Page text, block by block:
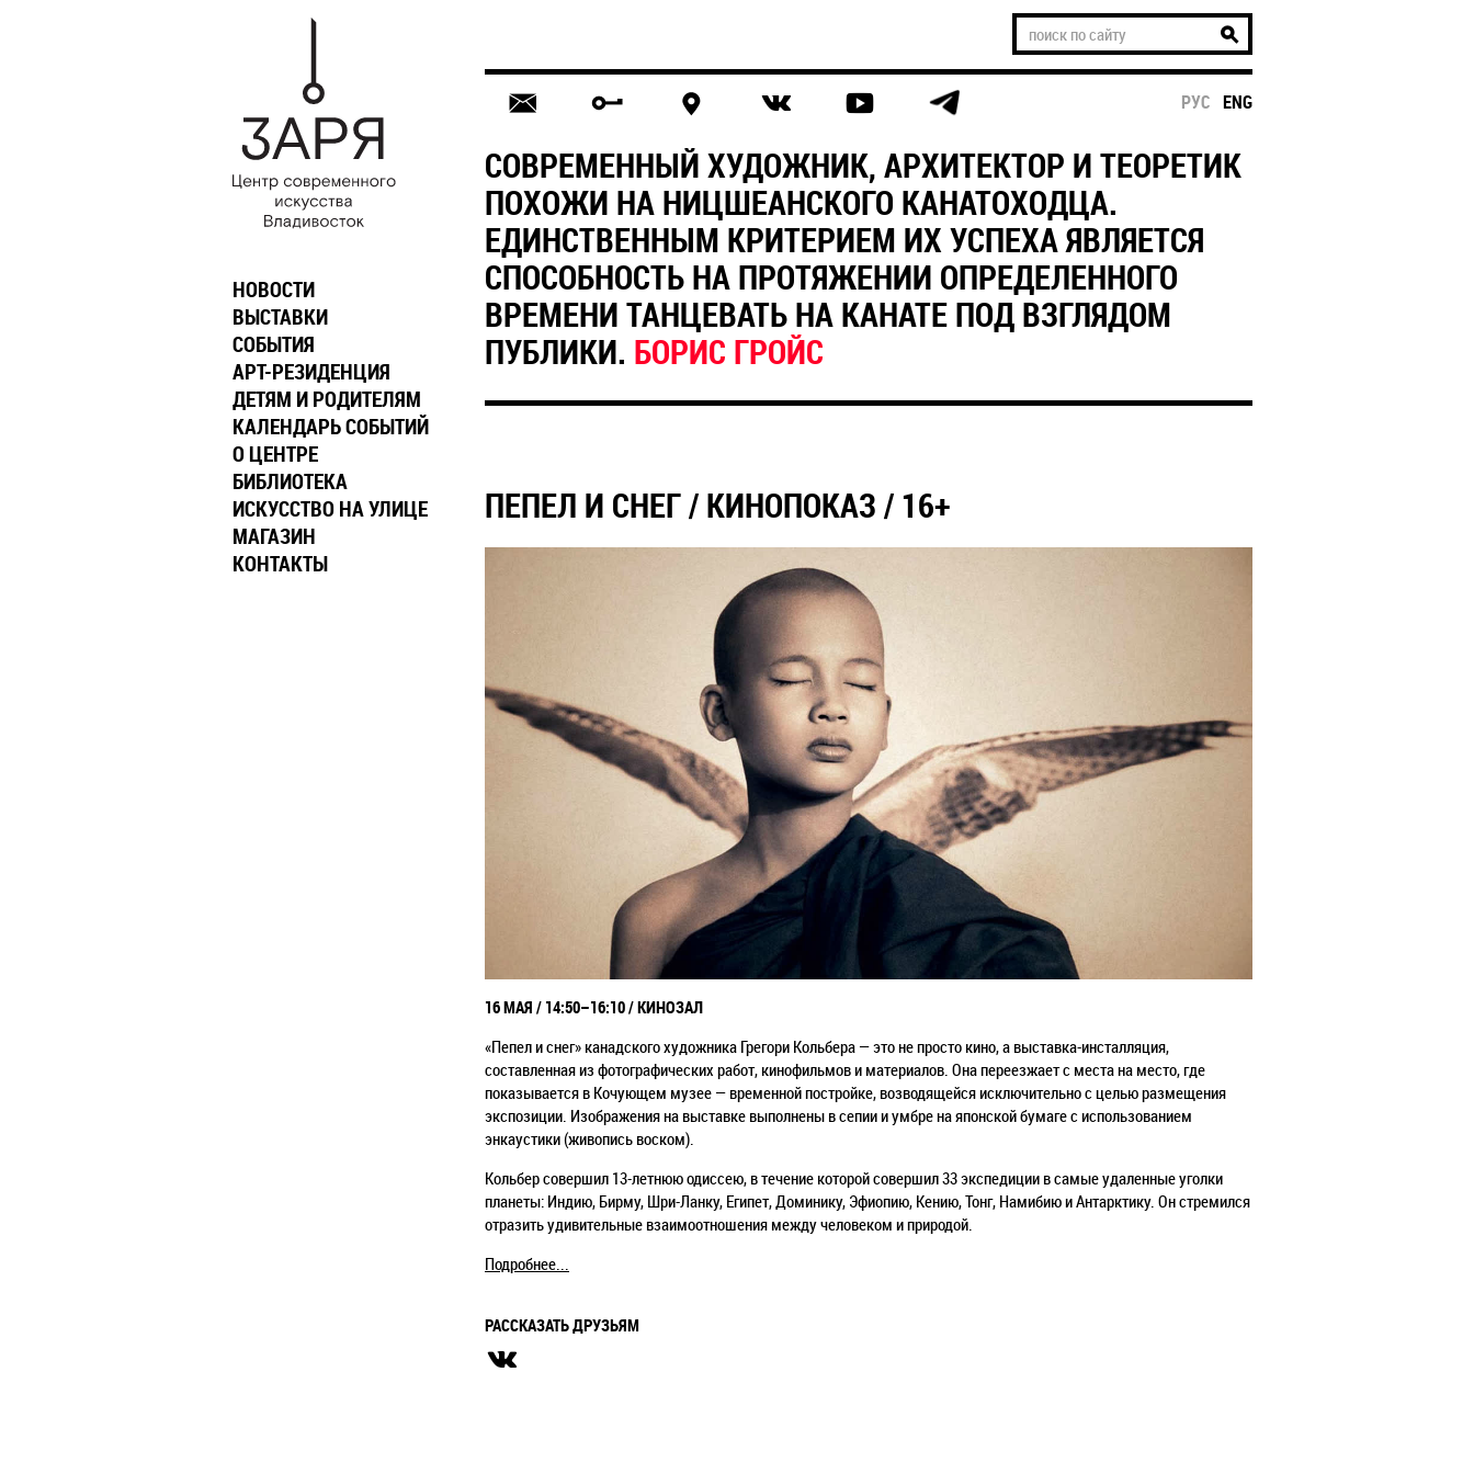
РУС ENG
СОВРЕМЕННЫЙ ХУДОЖНИК, АРХИТЕКТОР И ТЕОРЕТИК
ПОХОЖИ НА НИЦШЕАНСКОГО КАНАТОХОДЦА.
ЕДИНСТВЕННЫМ КРИТЕРИЕМ ИХ УСПЕХА ЯВЛЯЕТСЯ
СПОСОБНОСТЬ НА ПРОТЯЖЕНИИ ОПРЕДЕЛЕННОГО
ВРЕМЕНИ ТАНЦЕВАТЬ НА КАНАТЕ ПОД ВЗГЛЯДОМ
ПУБЛИКИ. БОРИС ГРОЙС
ПЕПЕЛ И СНЕГ / КИНОПОКАЗ / 16+
16 МАЯ / 14:50–16:10/ КИНОЗАЛ
«Пепел и снег» канадского художника Грегори Кольбера — это не просто кино, а выставка-инсталляция,
составленная из фотографических работ, кинофильмов и материалов. Она переезжает с места на место, где
показывается в Кочующем музее — временной постройке, возводящейся исключительно с целью размещения
экспозиции. Изображения на выставке выполнены в сепии и умбре на японской бумаге с использованием
энкаустики (живопись воском).
Кольбер совершил 13-летнюю одиссею, в течение которой совершил 33 экспедиции в самые удаленные уголки
планеты: Индию, Бирму, Шри-Ланку, Египет, Доминику, Эфиопию, Кению, Тонг, Намибию и Антарктику. Он стремился
отразить удивительные взаимоотношения между человеком и природой.
Подробнее...
РАССКАЗАТЬ ДРУЗЬЯМ
НОВОСТИ
ВЫСТАВКИ
СОБЫТИЯ
АРТ-РЕЗИДЕНЦИЯ
ДЕТЯМ И РОДИТЕЛЯМ
КАЛЕНДАРЬ СОБЫТИЙ
О ЦЕНТРЕ
БИБЛИОТЕКА
ИСКУССТВО НА УЛИЦЕ
МАГАЗИН
КОНТАКТЫ